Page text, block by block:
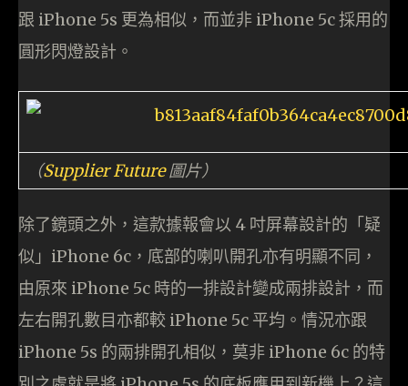
跟 iPhone 5s 更為相似，而並非 iPhone 5c 採用的
圓形閃燈設計。
（Supplier Future圖片）
除了鏡頭之外，這款據報會以 4 吋屏幕設計的「疑
似」iPhone 6c，底部的喇叭開孔亦有明顯不同，
由原來 iPhone 5c 時的一排設計變成兩排設計，而
左右開孔數目亦都較 iPhone 5c 平均。情況亦跟
iPhone 5s 的兩排開孔相似，莫非 iPhone 6c 的特